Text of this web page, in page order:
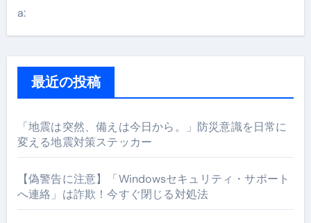
a:
最近の投稿
「地震は突然、備えは今日から。」防災意識を日常に
変える地震対策ステッカー
【偽警告に注意】「Windowsセキュリティ・サポート
へ連絡」は詐欺！今すぐ閉じる対処法